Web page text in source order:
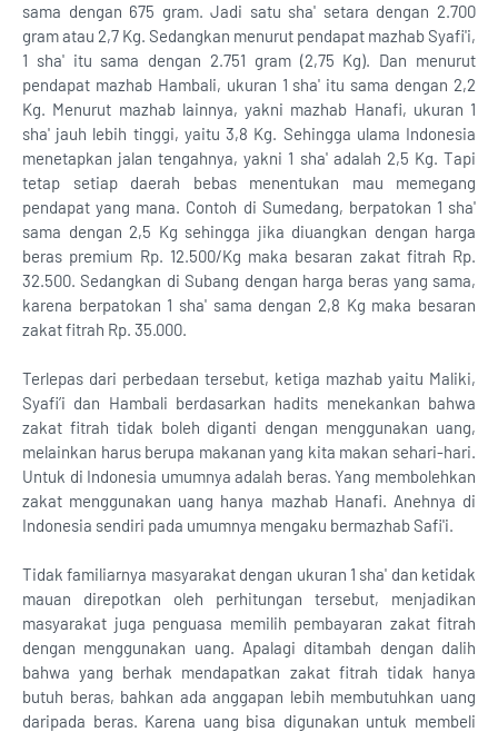
sama dengan 675 gram. Jadi satu sha' setara dengan 2.700
gram atau 2,7 Kg. Sedangkan menurut pendapat mazhab Syafi'i,
1 sha' itu sama dengan 2.751 gram (2,75 Kg). Dan menurut
pendapat mazhab Hambali, ukuran 1 sha' itu sama dengan 2,2
Kg. Menurut mazhab lainnya, yakni mazhab Hanafi, ukuran 1
sha' jauh lebih tinggi, yaitu 3,8 Kg. Sehingga ulama Indonesia
menetapkan jalan tengahnya, yakni 1 sha' adalah 2,5 Kg. Tapi
tetap setiap daerah bebas menentukan mau memegang
pendapat yang mana. Contoh di Sumedang, berpatokan 1 sha'
sama dengan 2,5 Kg sehingga jika diuangkan dengan harga
beras premium Rp. 12.500/Kg maka besaran zakat fitrah Rp.
32.500. Sedangkan di Subang dengan harga beras yang sama,
karena berpatokan 1 sha' sama dengan 2,8 Kg maka besaran
zakat fitrah Rp. 35.000.
Terlepas dari perbedaan tersebut, ketiga mazhab yaitu Maliki,
Syafi’i dan Hambali berdasarkan hadits menekankan bahwa
zakat fitrah tidak boleh diganti dengan menggunakan uang,
melainkan harus berupa makanan yang kita makan sehari-hari.
Untuk di Indonesia umumnya adalah beras. Yang membolehkan
zakat menggunakan uang hanya mazhab Hanafi. Anehnya di
Indonesia sendiri pada umumnya mengaku bermazhab Safi'i.
Tidak familiarnya masyarakat dengan ukuran 1 sha' dan ketidak
mauan direpotkan oleh perhitungan tersebut, menjadikan
masyarakat juga penguasa memilih pembayaran zakat fitrah
dengan menggunakan uang. Apalagi ditambah dengan dalih
bahwa yang berhak mendapatkan zakat fitrah tidak hanya
butuh beras, bahkan ada anggapan lebih membutuhkan uang
daripada beras. Karena uang bisa digunakan untuk membeli